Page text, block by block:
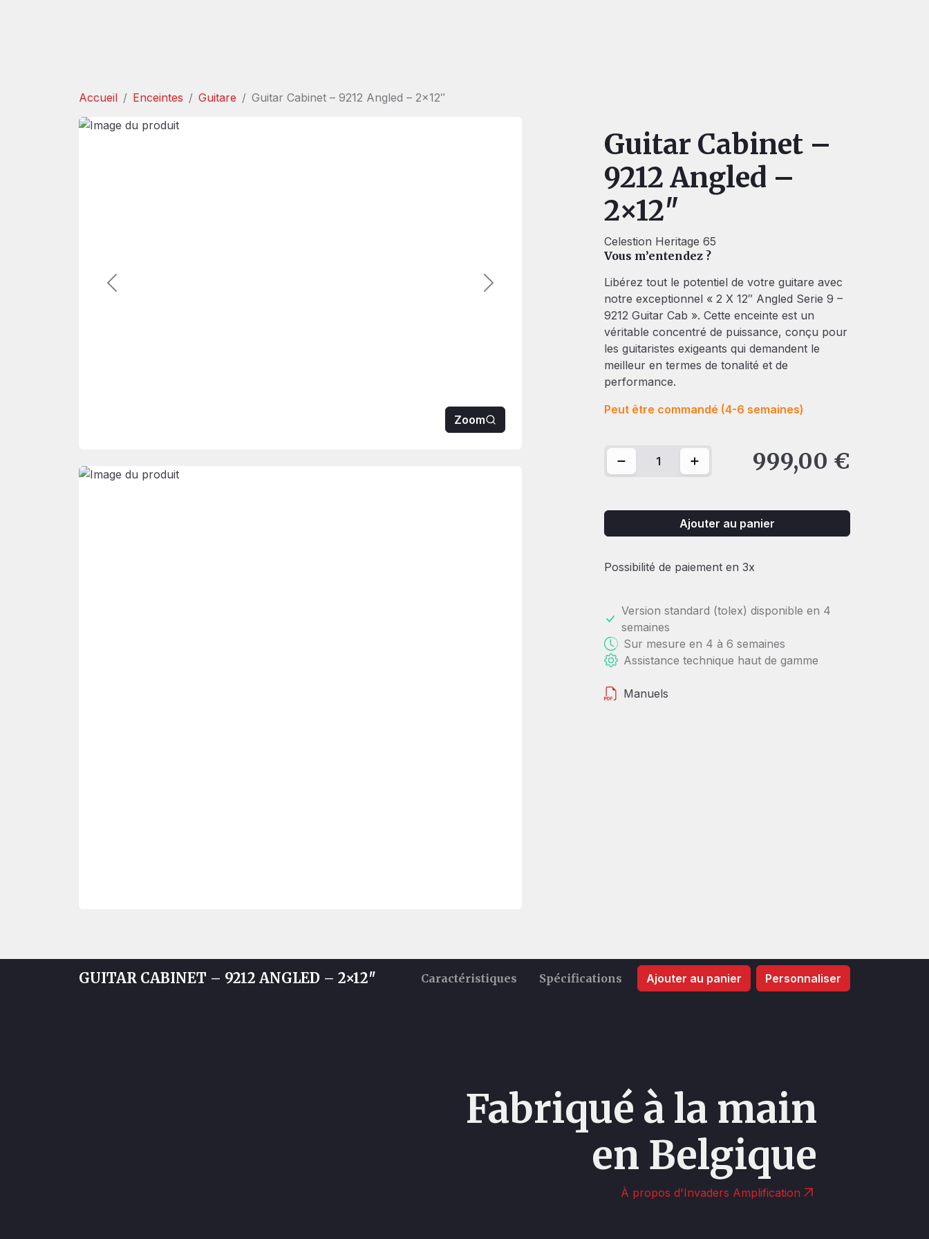
Accueil Enceintes Guitare Guitar Cabinet – 9212 Angled – 2×12″
Précédent Suivant
Zoom
Guitar Cabinet –
9212 Angled –
2×12″
Celestion Heritage 65
Vous m’entendez ?
Libérez tout le potentiel de votre guitare avec
notre exceptionnel « 2 X 12″ Angled Serie 9 –
9212 Guitar Cab ». Cette enceinte est un
véritable concentré de puissance, conçu pour
les guitaristes exigeants qui demandent le
meilleur en termes de tonalité et de
performance.
Peut être commandé (4-6 semaines)
quantité de Guitar Cabinet - 9212 Angled - 2x12"
999,00 €
Ajouter au panier
Possibilité de paiement en 3x
Version standard (tolex) disponible en 4
semaines
Sur mesure en 4 à 6 semaines
Assistance technique haut de gamme
Manuels
GUITAR CABINET – 9212 ANGLED – 2×12″ Caractéristiques Spécifications Ajouter au panier Personnaliser
Fabriqué à la main
en Belgique
À propos d'Invaders Amplification